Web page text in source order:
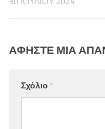
ΑΦΉΣΤΕ ΜΙΑ
Σχόλιο *